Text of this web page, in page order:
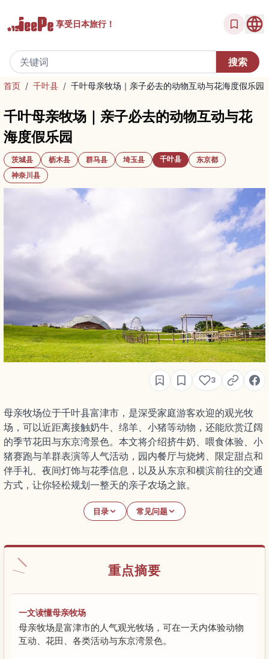
享受日本旅行！
首页 / 千叶县 / 千叶母亲牧场｜亲子必去的动物互动与花海度假乐园
千叶母亲牧场｜亲子必去的动物互动与花
海度假乐园
茨城县 枥木县 群马县 埼玉县 千叶县
东京都
神奈川县
3
母亲牧场位于千叶县富津市，是深受家庭游客欢迎的观光牧
场，可以近距离接触奶牛、绵羊、小猪等动物，还能欣赏辽阔
的季节花田与东京湾景色。本文将介绍挤牛奶、喂食体验、小
猪赛跑与羊群表演等人气活动，园内餐厅与烧烤、限定甜点和
伴手礼、夜间灯饰与花季信息，以及从东京和横滨前往的交通
方式，让你轻松规划一整天的亲子农场之旅。
目录 常见问题
重点摘要
一文读懂母亲牧场
母亲牧场是富津市的人气观光牧场，可在一天内体验动物
互动、花田、各类活动与东京湾景色。